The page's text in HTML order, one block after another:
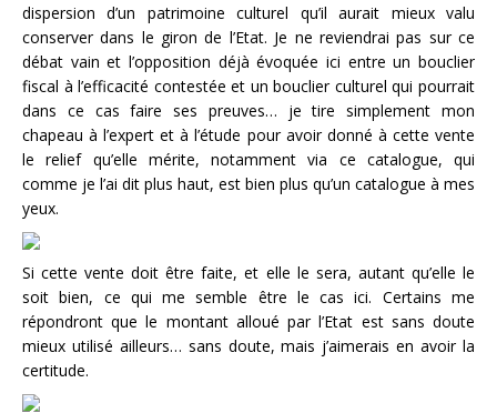
dispersion d’un patrimoine culturel qu’il aurait mieux valu
conserver dans le giron de l’Etat. Je ne reviendrai pas sur ce
débat vain et l’opposition déjà évoquée ici entre un bouclier
fiscal à l’efficacité contestée et un bouclier culturel qui pourrait
dans ce cas faire ses preuves… je tire simplement mon
chapeau à l’expert et à l’étude pour avoir donné à cette vente
le relief qu’elle mérite, notamment via ce catalogue, qui
comme je l’ai dit plus haut, est bien plus qu’un catalogue à mes
yeux.
Si cette vente doit être faite, et elle le sera, autant qu’elle le
soit bien, ce qui me semble être le cas ici. Certains me
répondront que le montant alloué par l’Etat est sans doute
mieux utilisé ailleurs… sans doute, mais j’aimerais en avoir la
certitude.